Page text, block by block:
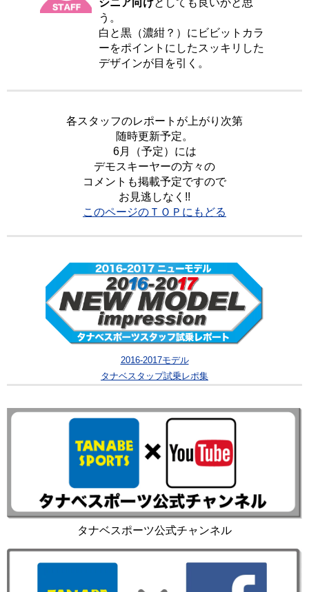
シニア向けとしても良いかと思
う。
白と黒（濃紺？）にビビットカラ
ーをポイントにしたスッキリした
デザインが目を引く。
各スタッフのレポートが上がり次第
随時更新予定。
6月（予定）には
デモスキーヤーの方々の
コメントも掲載予定ですので
お見逃しなく!!
このページのＴＯＰにもどる
2016-2017モデル
タナベスタップ試乗レポ集
タナベスポーツ公式チャンネル